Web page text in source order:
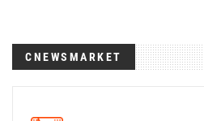
CNEWSMARKET